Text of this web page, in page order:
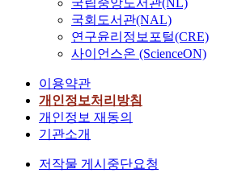
국립중앙도서관(NL)
국회도서관(NAL)
연구윤리정보포털(CRE)
사이언스온 (ScienceON)
이용약관
개인정보처리방침
개인정보 재동의
기관소개
저작물 게시중단요청